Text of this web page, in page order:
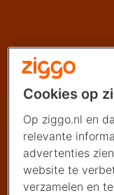
Cookies op
Op ziggo.nl en
relevante
advertenties
website te
verzamelen en